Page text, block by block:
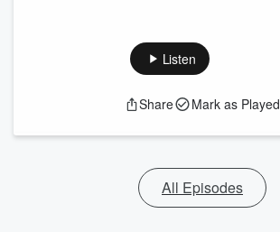
Listen
Share Mark as Played
All Episodes